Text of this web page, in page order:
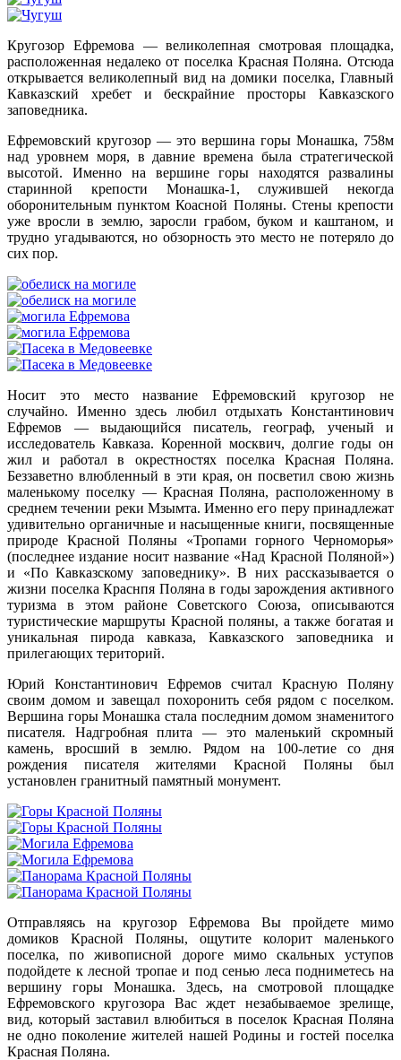
Кругозор Ефремова — великолепная смотровая площадка,
расположенная недалеко от поселка Красная Поляна. Отсюда
открывается великолепный вид на домики поселка, Главный
Кавказский хребет и бескрайние просторы Кавказского
заповедника.
Ефремовский кругозор — это вершина горы Монашка, 758м
над уровнем моря, в давние времена была стратегической
высотой. Именно на вершине горы находятся развалины
старинной крепости Монашка-1, служившей некогда
оборонительным пунктом Коасной Поляны. Стены крепости
уже вросли в землю, заросли грабом, буком и каштаном, и
трудно угадываются, но обзорность это место не потеряло до
сих пор.
Носит это место название Ефремовский кругозор не
случайно. Именно здесь любил отдыхать Константинович
Ефремов — выдающийся писатель, географ, ученый и
исследователь Кавказа. Коренной москвич, долгие годы он
жил и работал в окрестностях поселка Красная Поляна.
Беззаветно влюбленный в эти края, он посветил свою жизнь
маленькому поселку — Красная Поляна, расположенному в
среднем течении реки Мзымта. Именно его перу принадлежат
удивительно органичные и насыщенные книги, посвященные
природе Красной Поляны «Тропами горного Черноморья»
(последнее издание носит название «Над Красной Поляной»)
и «По Кавказскому заповеднику». В них рассказывается о
жизни поселка Краснпя Поляна в годы зарождения активного
туризма в этом районе Советского Союза, описываются
туристические маршруты Красной поляны, а также богатая и
уникальная пирода кавказа, Кавказского заповедника и
прилегающих територий.
Юрий Константинович Ефремов считал Красную Поляну
своим домом и завещал похоронить себя рядом с поселком.
Вершина горы Монашка стала последним домом знаменитого
писателя. Надгробная плита — это маленький скромный
камень, вросший в землю. Рядом на 100-летие со дня
рождения писателя жителями Красной Поляны был
установлен гранитный памятный монумент.
Отправляясь на кругозор Ефремова Вы пройдете мимо
домиков Красной Поляны, ощутите колорит маленького
поселка, по живописной дороге мимо скальных уступов
подойдете к лесной тропае и под сенью леса подниметесь на
вершину горы Монашка. Здесь, на смотровой площадке
Ефремовского кругозора Вас ждет незабываемое зрелище,
вид, который заставил влюбиться в поселок Красная Поляна
не одно поколение жителей нашей Родины и гостей поселка
Красная Поляна.